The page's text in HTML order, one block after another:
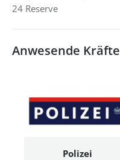
24 Reserve
Anwesende Kräfte
Polizei